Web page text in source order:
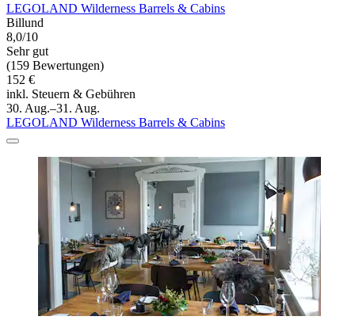
LEGOLAND Wilderness Barrels & Cabins
Billund
8,0/10
Sehr gut
(159 Bewertungen)
152 €
inkl. Steuern & Gebühren
30. Aug.–31. Aug.
LEGOLAND Wilderness Barrels & Cabins